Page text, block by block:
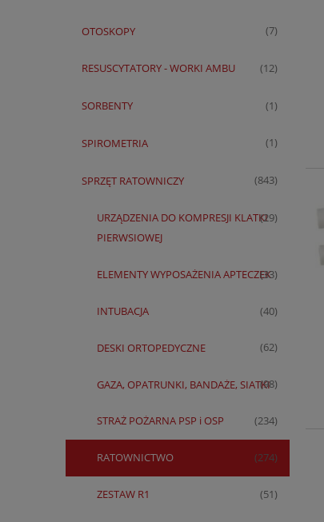
OTOSKOPY (7)
RESUSCYTATORY - WORKI AMBU (12)
SORBENTY (1)
SPIROMETRIA (1)
SPRZĘT RATOWNICZY (843)
URZĄDZENIA DO KOMPRESJI KLATKI
PIERWSIOWEJ
(29)
ELEMENTY WYPOSAŻENIA APTECZEK
(33)
INTUBACJA (40)
DESKI ORTOPEDYCZNE (62)
GAZA, OPATRUNKI, BANDAŻE, SIATKI
(98)
STRAŻ POŻARNA PSP i OSP (234)
RATOWNICTWO (274)
ZESTAW R1 (51)